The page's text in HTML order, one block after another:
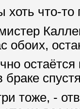
хоть что-
обоих,
тоже, -